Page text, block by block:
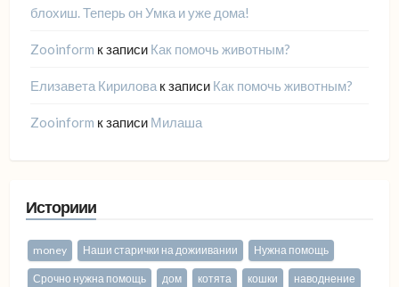
блохиш. Теперь он Умка и уже дома!
Zooinform к записи Как помочь животным?
Елизавета Кириловак записи Как помочь животным?
Zooinform к записи Милаша
Историии
money Наши старички на дожиивании Нужна помощь
Срочно нужна помощь дом котята кошки наводнение